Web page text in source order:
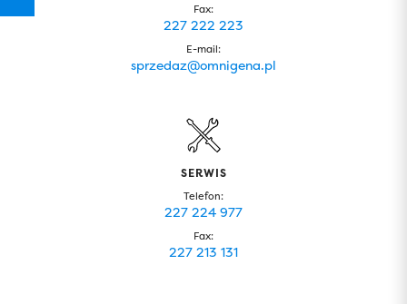
Fax:
227 222 223
E-mail:
sprzedaz@omnigena.pl
SERWIS
Telefon:
227 224 977
Fax:
227 213 131